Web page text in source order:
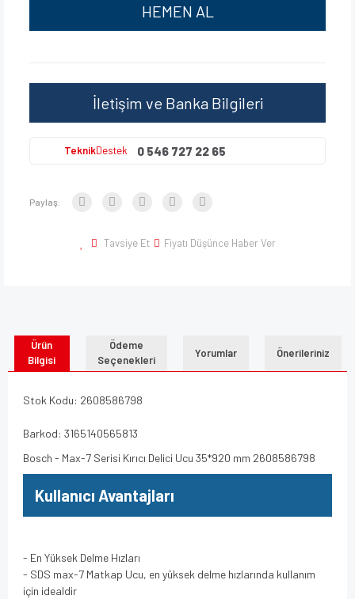
HEMEN AL
İletişim ve Banka Bilgileri
TeknikDestek 0 546 727 22 65
Paylaş:
Tavsiye Et Fiyatı Düşünce Haber Ver
Ürün
Bilgisi
Ödeme
Seçenekleri
Yorumlar Önerileriniz
Stok Kodu: 2608586798
Barkod: 3165140565813
Bosch - Max-7 Serisi Kırıcı Delici Ucu 35*920 mm 2608586798
Kullanıcı Avantajları
- En Yüksek Delme Hızları
- SDS max-7 Matkap Ucu, en yüksek delme hızlarında kullanım
için idealdir